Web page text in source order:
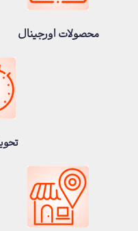
محصولات اورجینال